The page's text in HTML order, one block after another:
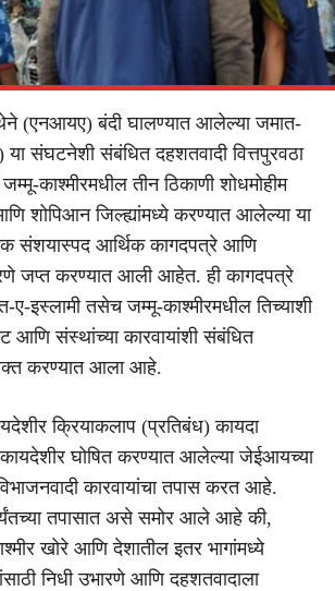
(एनआयए) बंदी घालण्यात आलेल्या जमात-
संघटनेशी संबंधित दहशतवादी वित्तपुरवठा
काश्मीरमधील तीन ठिकाणी शोधमोहीम
शोपिआन जिल्ह्यांमध्ये करण्यात आलेल्या या
संशयास्पद आर्थिक कागदपत्रे आणि
जप्त करण्यात आली आहेत. ही कागदपत्रे
इस्लामी तसेच जम्मू-काश्मीरमधील तिच्याशी
आणि संस्थांच्या कारवायांशी संबंधित
करण्यात आला आहे.
क्रियाकलाप (प्रतिबंध) कायदा
घोषित करण्यात आलेल्या जेईआयच्या
कारवायांचा तपास करत आहे.
तपासात असे समोर आले आहे की,
खोरे आणि देशातील इतर भागांमध्ये
निधी उभारणे आणि दहशतवादाला